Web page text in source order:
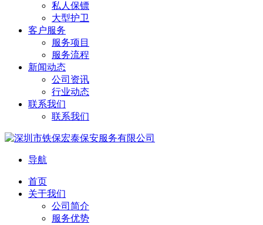
私人保镖
大型护卫
客户服务
服务项目
服务流程
新闻动态
公司资讯
行业动态
联系我们
联系我们
导航
首页
关于我们
公司简介
服务优势